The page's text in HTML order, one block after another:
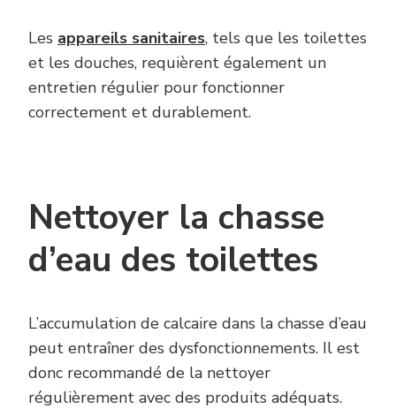
Les appareils sanitaires, tels que les toilettes
et les douches, requièrent également un
entretien régulier pour fonctionner
correctement et durablement.
Nettoyer la chasse
d’eau des toilettes
L’accumulation de calcaire dans la chasse d’eau
peut entraîner des dysfonctionnements. Il est
donc recommandé de la nettoyer
régulièrement avec des produits adéquats.